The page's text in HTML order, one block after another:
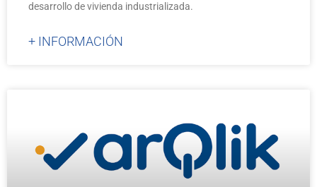
desarrollo de vivienda industrializada.
+ INFORMACIÓN